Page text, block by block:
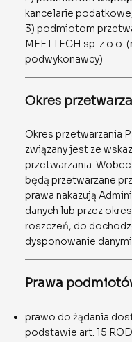
kancelarie
3) podmiotom
MEETTECH sp. z o.o.
podwykonawcy)
Okres
Okres przetwarzania
związany jest ze
przetwarzania.
będą przetwarzane
prawa nakazują
danych lub przez
roszczeń, do
dysponowanie danymi
Prawa
prawo do żądania
podstawie art. 15